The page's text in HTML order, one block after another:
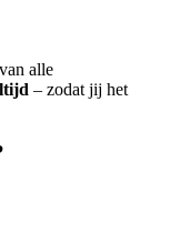
alle
– zodat jij het